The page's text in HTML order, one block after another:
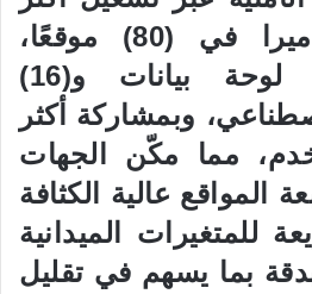
من (5,000) كاميرا في (80) موقعًا،
مدعومة بـ(31) لوحة بيانات و(16)
وبمشاركة أكثر
مستخدم، مما مكّن الجهات
المواقع عالية الكثافة
للمتغيرات الميدانية
بما يسهم في تقليل